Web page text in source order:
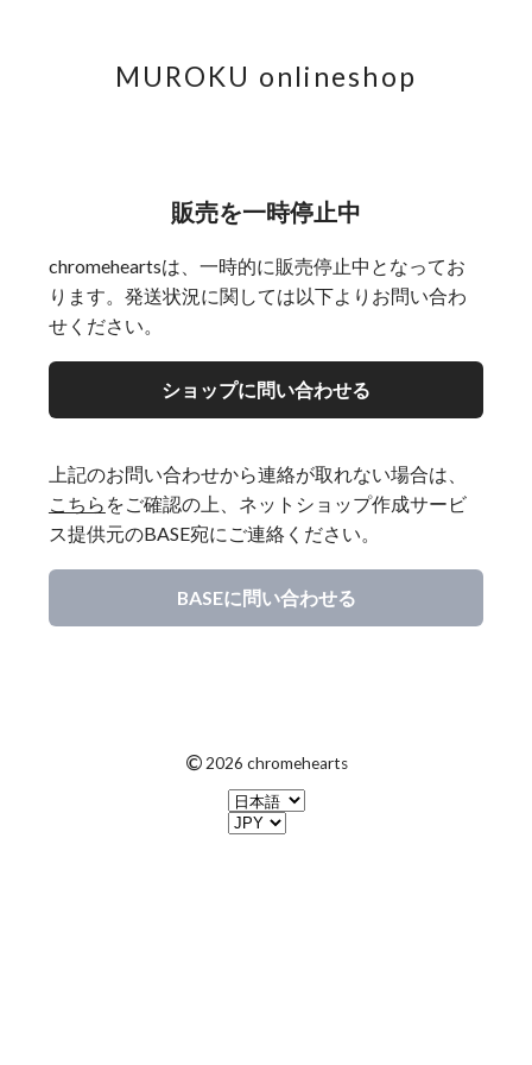
MUROKU onlineshop
販売を一時停止中
chromeheartsは、一時的に販売停止中となってお
ります。発送状況に関しては以下よりお問い合わ
せください。
ショップに問い合わせる
上記のお問い合わせから連絡が取れない場合は、
こちら をご確認の上、ネットショップ作成サービ
ス提供元のBASE宛にご連絡ください。
BASEに問い合わせる
© 2026 chromehearts